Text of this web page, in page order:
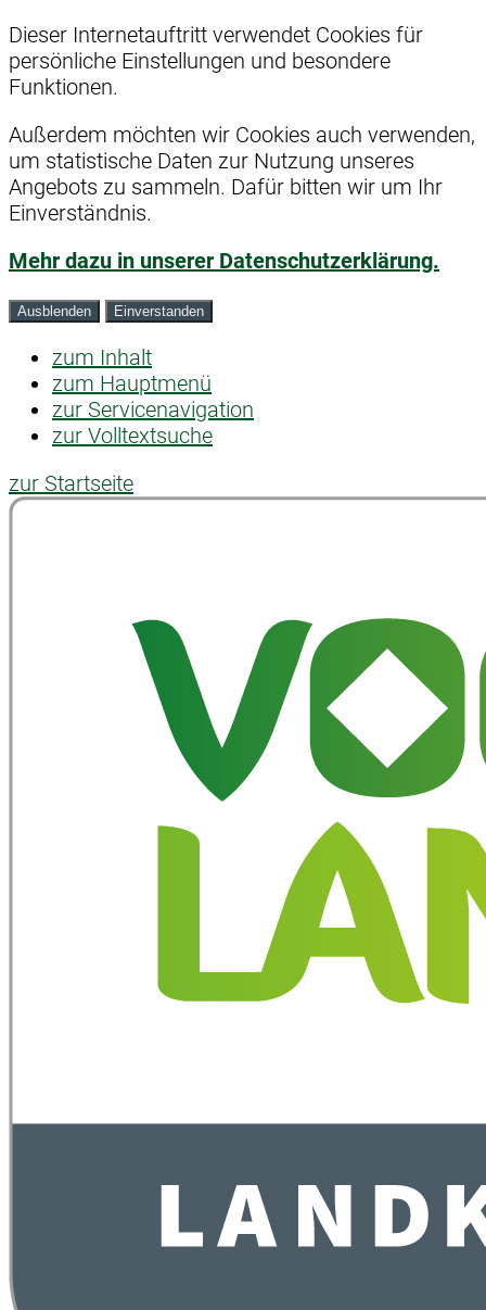
Dieser Internetauftritt verwendet Cookies für
persönliche Einstellungen und besondere
Funktionen.
Außerdem möchten wir Cookies auch verwenden,
um statistische Daten zur Nutzung unseres
Angebots zu sammeln. Dafür bitten wir um Ihr
Einverständnis.
Mehr dazu in unserer Datenschutzerklärung.
Ausblenden Einverstanden
zum Inhalt
zum Hauptmenü
zur Servicenavigation
zur Volltextsuche
zur Startseite